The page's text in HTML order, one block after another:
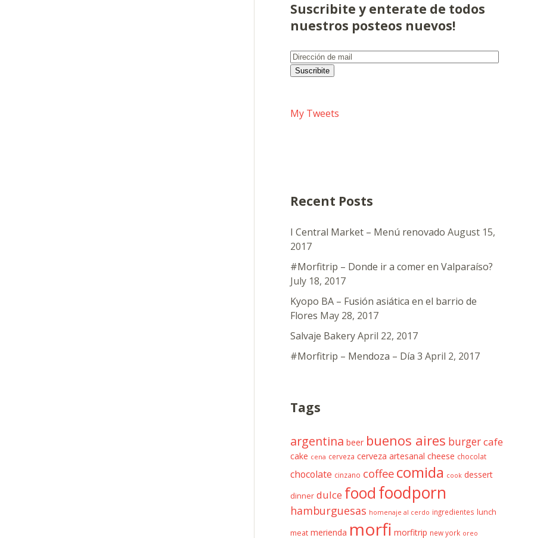
Suscribite y enterate de todos
nuestros posteos nuevos!
Dirección
deSuscribite
My Tweets
Recent Posts
I Central Market – Menú renovado August 15,
2017
#Morfitrip – Donde ir a comer en Valparaíso?
July 18, 2017
Kyopo BA – Fusión asiática en el barrio de
Flores May 28, 2017
Salvaje Bakery April 22, 2017
#Morfitrip – Mendoza – Día 3 April 2, 2017
Tags
argentina beer buenos aires burgercafe
cake cena cerveza cerveza artesanal cheese chocolat
chocolate cinzano coffee comida cook dessert
dinner dulce food foodporn
hamburguesas homenaje al cerdo ingredientes lunch
meat merienda morfi morfitrip new york oreo